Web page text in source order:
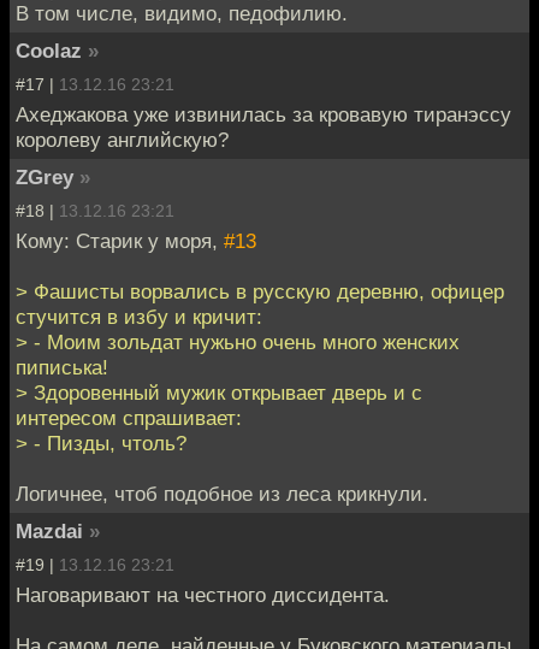
В том числе, видимо, педофилию.
Coolaz »
#17 | 13.12.16 23:21
Ахеджакова уже извинилась за кровавую тиранэссу
королеву английскую?
ZGrey »
#18 | 13.12.16 23:21
Кому: Старик у моря, #13
> Фашисты ворвались в русскую деревню, офицер
стучится в избу и кричит:
> - Моим зольдат нужьно очень много женских
пиписька!
> Здоровенный мужик открывает дверь и с
интересом спрашивает:
> - Пизды, чтоль?
Логичнее, чтоб подобное из леса крикнули.
Mazdai »
#19 | 13.12.16 23:21
Наговаривают на честного диссидента.